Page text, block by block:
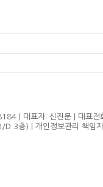
| 대표자: 신진문 | 대
3층) | 개인정보관리 책임